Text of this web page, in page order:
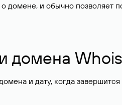
и обычно позволяет
домена Whois
и дату, когда